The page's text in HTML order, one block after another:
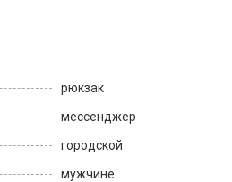
рюкзак
мессенджер
городской
мужчине